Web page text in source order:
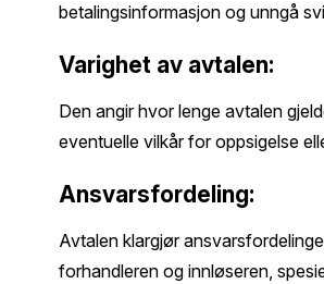
betalingsinformasjon og unngå
Varighet av avtalen:
Den angir hvor lenge avtalen
eventuelle vilkår for oppsigelse
Ansvarsfordeling:
Avtalen klargjør
forhandleren og innløseren,